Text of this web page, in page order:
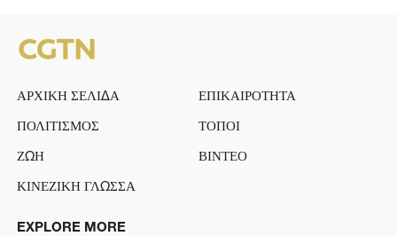
ΑΡΧΙΚΗ ΣΕΛΙΔΑ
ΕΠΙΚΑΙΡΟΤΗΤΑ
ΠΟΛΙΤΙΣΜΟΣ
ΤΟΠΟΙ
ΖΩΗ
ΒΙΝΤΕΟ
ΚΙΝΕΖΙΚΗ ΓΛΩΣΣΑ
EXPLORE MORE